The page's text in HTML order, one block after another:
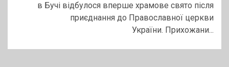
в Бучі відбулося вперше храмове свято після
приєднання до Православної церкви
України. Прихожани...